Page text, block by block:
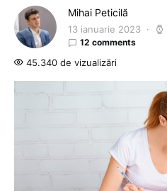
Mihai Peticilă
13 ianuarie 2023
12 comments
45.340 de vizualizări